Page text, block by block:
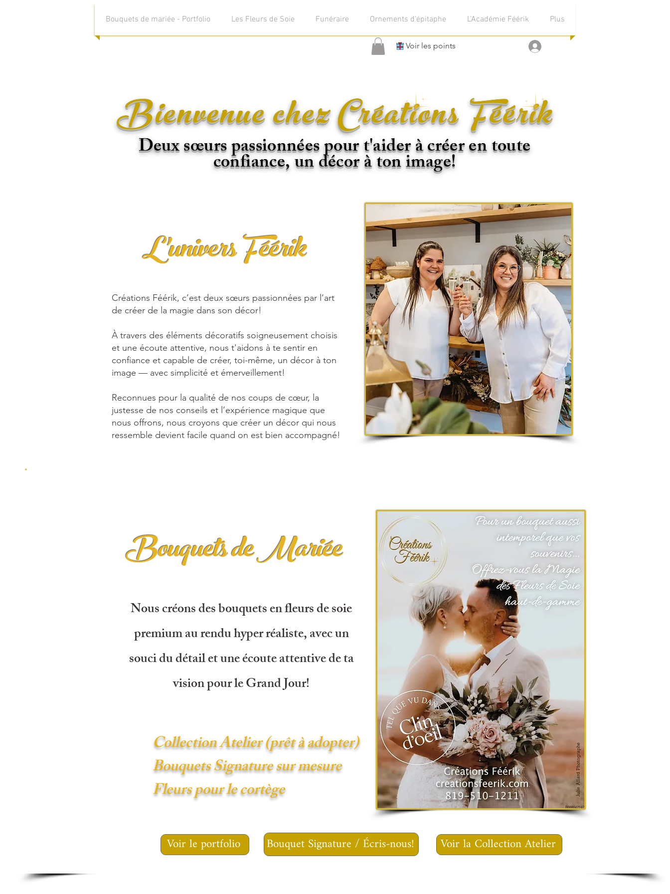
Bouquets de mariée - Portfolio Les Fleurs de Soie Funéraire Ornements d'épitaphe L'Académie Féérik Plus
Voir les points
Bienvenue chez Créations Féérik
Deux sœurs passionnées pour t'aider à créer en toute
confiance, un décor à ton image!
L'univers Féérik
Créations Féérik, c’est deux sœurs passionnées par l’art
de créer de la magie dans son décor!
À travers des éléments décoratifs soigneusement choisis
et une écoute attentive, nous t'aidons à te sentir en
confiance et capable de créer, toi-même, un décor à ton
image — avec simplicité et émerveillement!
Reconnues pour la qualité de nos coups de cœur, la
justesse de nos conseils et l’expérience magique que
nous offrons, nous croyons que créer un décor qui nous
ressemble devient facile quand on est bien accompagné!
Bouquets de Mariée
Nous créons des bouquets en fleurs de soie
premium au rendu hyper réaliste, avec un
souci du détail et une écoute attentive de ta
vision pour le Grand Jour!
Collection Atelier (prêt à adopter)
Bouquets Signature sur mesure
Fleurs pour le cortège
Voir le portfolio Bouquet Signature / Écris-nous! Voir la Collection Atelier